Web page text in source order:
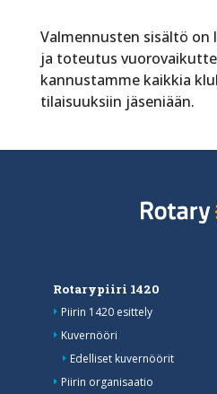
Valmennusten sisältö on
ja toteutus
kannustamme kaikkia
tilaisuuksiin jäseniään.
Rotarypiiri 1420
Piirin 1420 esittely
Kuvernööri
Edelliset kuvernöörit
Piirin organisaatio